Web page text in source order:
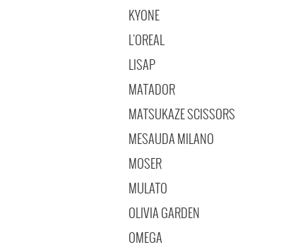
KYONE
L'OREAL
LISAP
MATADOR
MATSUKAZE SCISSORS
MESAUDA MILANO
MOSER
MULATO
OLIVIA GARDEN
OMEGA